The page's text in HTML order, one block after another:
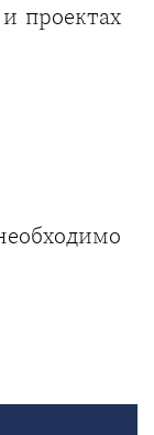
проектах